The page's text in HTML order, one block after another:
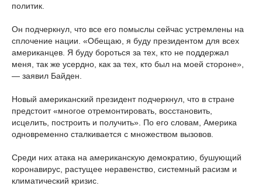
политик.
Он подчеркнул, что все его помыслы сейчас устремлены на
сплочение нации. «Обещаю, я буду президентом для всех
американцев. Я буду бороться за тех, кто не поддержал
меня, так же усердно, как за тех, кто был на моей стороне»,
— заявил Байден.
Новый американский президент подчеркнул, что в стране
предстоит «многое отремонтировать, восстановить,
исцелить, построить и получить». По его словам, Америка
одновременно сталкивается с множеством вызовов.
Среди них атака на американскую демократию, бушующий
коронавирус, растущее неравенство, системный расизм и
климатический кризис.